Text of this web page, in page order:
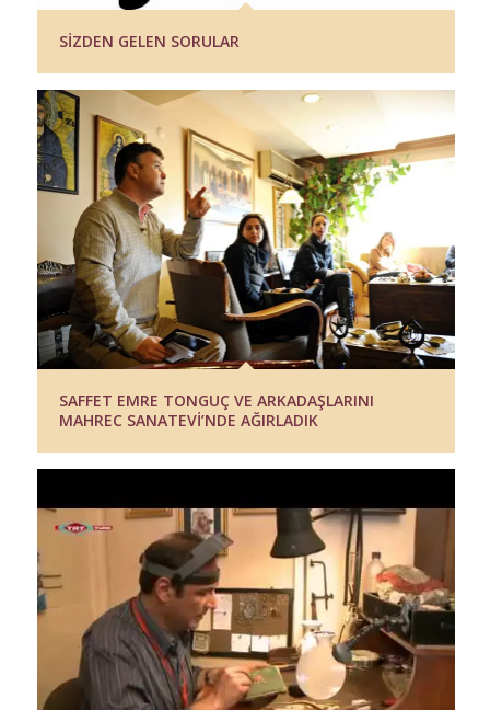
SİZDEN GELEN SORULAR
SAFFET EMRE TONGUÇ VE ARKADAŞLARINI
MAHREC SANATEVİ’NDE AĞIRLADIK